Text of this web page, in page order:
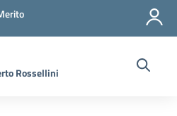
Rossellini